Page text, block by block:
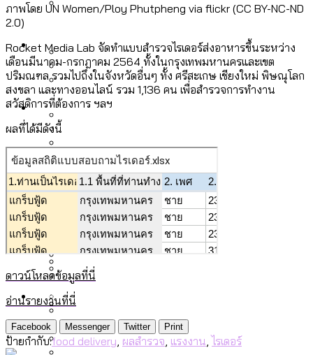
ใหม่จะมีงบฯ ประมาณเท่าไร
สมุดจดการบ้าน ส.ก. 2569 : แต่ละเขตมี
Vote62 ขอบคุณประชาชนที่ร่วม
สังเกตการณ์การเลือกตั้งชวนคุยกันถึงบท
เรียนที่เราได้รับจากเลือกตั้ง กรุงเทพฯ –
พัทยา
กทม. มีอำนาจแค่ไหน ในการแก้ปัญหาให้คน
ลัดวงจรมากที่สุด
สวนสาธารณะและพื้นที่สีเขียวใน กทม. เพิ่ม
ขึ้นและเข้าถึงได้มากน้อยแค่ไหน
ขยะมูลฝอย 2568 [ข้อมูลดิบ]
ขยะของคน กทม. ที่ยังถูกนำไปทิ้งที่
ฉะเชิงเทรา นครปฐม และล่าสุดที่กาญจนบุรี
งบระบายน้ำ-ป้องกันน้ำท่วม 4 ปี (2566-
โลกใบเดียว สิทธิไม่เท่ากัน: กฎหมายการ
รับรองเพศของ Transgender ทั่วโลก
ประเทศไหนทำได้บ้าง?
สำรวจ Hate Speech ที่ถูกผลิตซ้ำผ่าน
วิดีโอ AI ในช่วงความขัดแย้งไทย-กัมพูชา
[ข้อมูลดิบ]
ความเกลียดชังที่ขายได้ : สำรวจ Hate
Speech ที่ถูกผลิตซ้ำผ่านวิดีโอ AI ในช่วง
ความขัดแย้งไทย-กัมพูชา
Economy
เมกะโปรเจ็กต์ของ กทม. ในช่วงที่มีการใช้
งบคาบเกี่ยวในยุคชัชชาติ มีอะไร ใช้งบแค่
ไหน
ค่าฝุ่นในกรุงเทพฯ 2025 เทียบกับจำนวน
ควันบุหรี่ที่เข้าปอด [ข้อมูลดิบ]
สำรวจเศรษฐกิจในกรุงเทพฯ ผ่าน
Bangkok Index 2025
Future
สังคมผู้สูงอายุไทย [ข้อมูลดิบ]
สำรวจสังคมผู้สูงอายุไทย : 6 จังหวัดเป็น
สังคมสูงวัยระดับสุดยอด และ 64 จังหวัดที่
ตายมากกว่าเกิด
กรุงเทพฯ เมืองสังคมผู้สูงอายุ [ข้อมูลดิบ]
Database
สังคมผู้สูงอายุไทย [ข้อมูลดิบ]
สำรวจเหตุไฟไหม้ในกรุงเทพฯ 2568
[ข้อมูลดิบ]
Project
Bangkok Index
Bangkok Index 2022
DEMO Thailand
About Us
ภาพโดย UN Women/Ploy Phutpheng via flickr (CC BY-NC-ND
2.0)
Rocket Media Lab จัดทำแบบสำรวจไรเดอร์ส่งอาหารขึ้นระหว่าง
เดือนมีนาคม-กรกฎาคม 2564 ทั้งในกรุงเทพมหานครและเขต
ปริมณฑล รวมไปถึงในจังหวัดอื่นๆ ทั้ง ศรีสะเกษ เชียงใหม่ พิษณุโลก
สงขลา และทางออนไลน์ รวม 1,136 คน เพื่อสำรวจการทำงาน
สวัสดิการที่ต้องการ ฯลฯ
ผลที่ได้มีดังนี้
ดาวน์โหลดข้อมูลที่นี่
อ่านรายงานที่นี่
Facebook Messenger Twitter Print
ป้ายกำกับ:food delivery ผลสำรวจ แรงงาน ,ไรเดอร์